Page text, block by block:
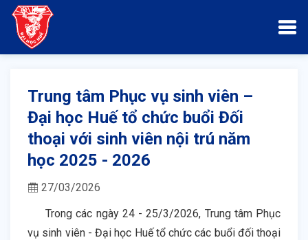
Trung tâm Phục vụ sinh viên –
Đại học Huế tổ chức buổi Đối
thoại với sinh viên nội trú năm
học 2025 - 2026
27/03/2026
Trong các ngày 24 - 25/3/2026, Trung tâm Phục
vụ sinh viên - Đại học Huế tổ chức các buổi đối thoại